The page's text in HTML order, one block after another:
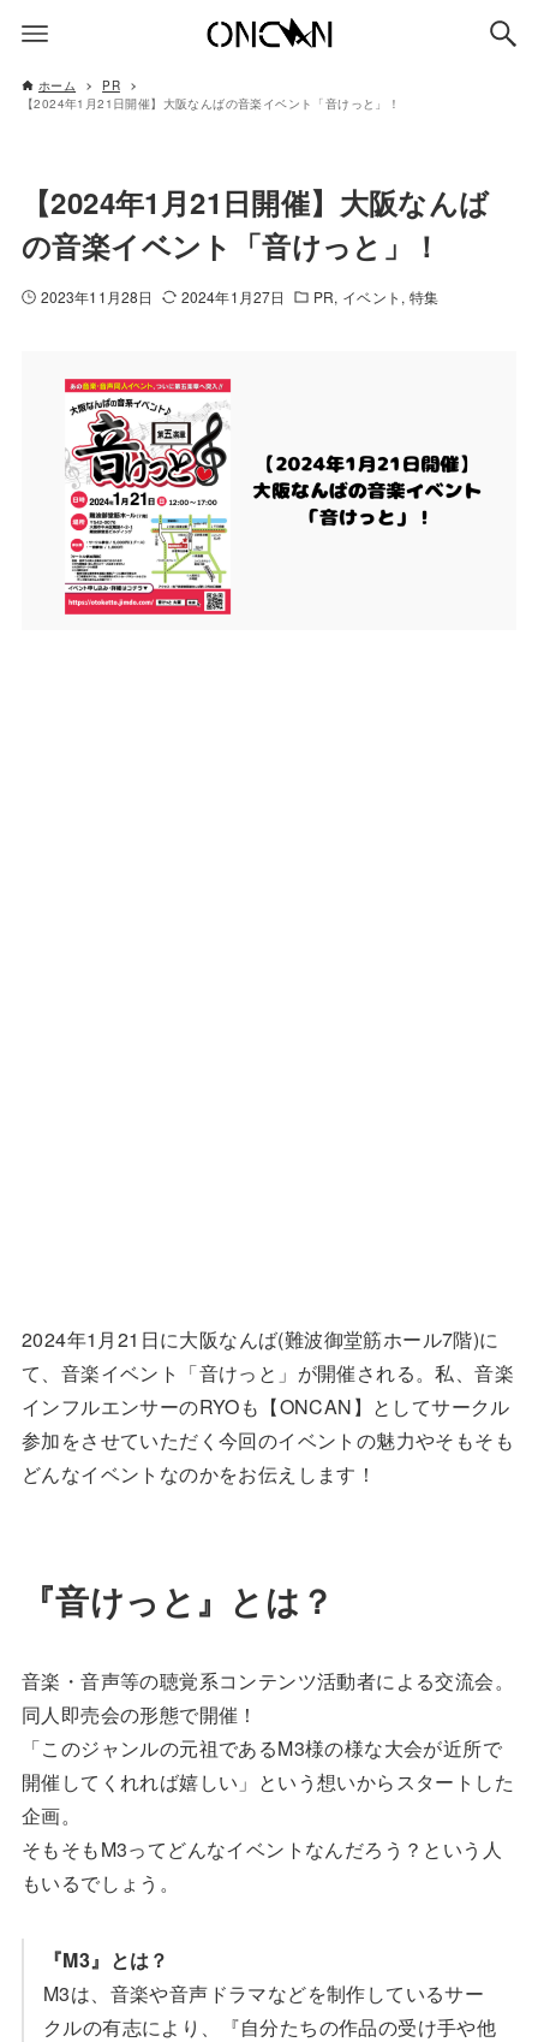
ホーム
PR
【2024年1月21日開催】大阪なんばの音楽イベント「音けっと」！
【2024年1月21日開催】大阪なんば
の音楽イベント「音けっと」！
2023年11月28日 2024年1月27日 PR イベント 特集
2024年1月21日に大阪なんば(難波御堂筋ホール7階)に
て、音楽イベント「音けっと」が開催される。私、音楽
インフルエンサーのRYOも【ONCAN】としてサークル
参加をさせていただく今回のイベントの魅力やそもそも
どんなイベントなのかをお伝えします！
『音けっと』とは？
音楽・音声等の聴覚系コンテンツ活動者による交流会。
同人即売会の形態で開催！
「このジャンルの元祖であるM3様の様な大会が近所で
開催してくれれば嬉しい」という想いからスタートした
企画。
そもそもM3ってどんなイベントなんだろう？という人
もいるでしょう。
『M3』とは？
M3は、音楽や音声ドラマなどを制作しているサー
クルの有志により、『自分たちの作品の受け手や他